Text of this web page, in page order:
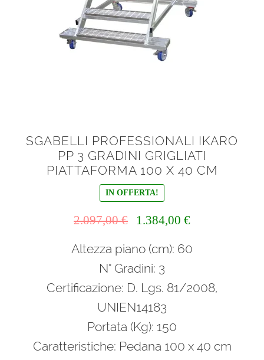
SGABELLI PROFESSIONALI IKARO
PP 3 GRADINI GRIGLIATI
PIATTAFORMA 100 X 40 CM
IN OFFERTA!
2.097,00€
originale
2.097,00 €.
1.384,00 €Il
attuale
Altezza piano (cm): 60
N° Gradini: 3
Certificazione: D. Lgs. 81/2008,
UNIEN14183
Portata (Kg): 150
Caratteristiche: Pedana 100 x 40 cm